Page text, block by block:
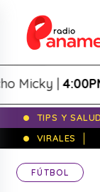
|4:00PM -
TIPS Y SALUD
VIRALES
FÚTBOL